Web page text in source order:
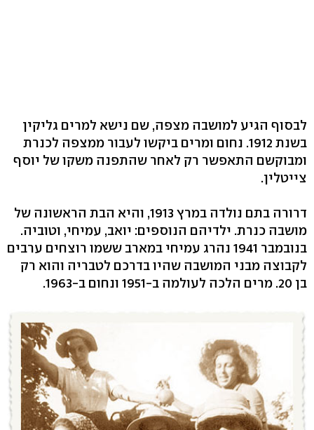
לבסוף הגיע למושבה מצפה, שם נישא למרים גליקין
בשנת 1912. נחום ומרים ביקשו לעבור ממצפה לכנרת
ומבוקשם התאפשר רק לאחר שהתפנה משקו של יוסף
צייטלין.
דרורה בתם נולדה במרץ 1913, והיא הבת הראשונה של
מושבה כנרת. ילדיהם הנוספים: יואב, עמיחי, וטוביה.
בנובמבר 1941 נהרג עמיחי במארב ששמו רוצחים ערבים
לקבוצה מבני המושבה שהיו בדרכם לטבריה והוא רק
בן 20. מרים הלכה לעולמה ב-1951 ונחום ב-1963.